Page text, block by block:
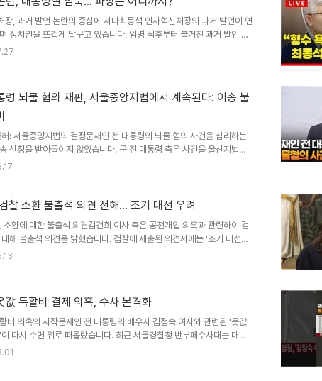
했습니다. 이로써 문 씨는 억울한 혐의에서 벗어나게 되었습니다. 사건
정사건은 2022년 12월 문다혜 씨가 운영하는 갤러리에서 시..
장, 과거 발언 논란의 중심에 서다최동석 인사혁신처장의 과거 발언이 연
정치권을 뜨겁게 달구고 있습니다. 임명 직후부터 불거진 과거 발언 논
하고 끊이지 않고 있으며, 대통령실의 침묵 속에서 그 파장이 더욱 커지
확산의 불씨대통령실은 최동석 처장의 논란에 대해 '아직 특별한 대응
장을 밝혔습니다. 이는 논란을 더욱 확산시키는 결과를 초래했습니다.
령 뇌물 혐의 재판, 서울중앙지법에서 계속된다: 이송 불
: 서울중앙지법의 결정문재인 전 대통령의 뇌물 혐의 사건을 심리하는
신청을 받아들이지 않았습니다. 문 전 대통령 측은 사건을 울산지법으
청했으나, 재판부는 이를 기각했습니다. 이에 따라 재판은 기존처럼 서
대통령과 이상직 전 의원의 사건을 ‘대향범’으로 규정하며, 합일확정
는 관계가 핵심입니다. 재판부는 울산지법과 전주지법으로 이송하더라
찰 소환 불출석 의견 전해... 조기 대선 우려
소환에 대한 불출석 의견김건희 여사 측은 공천개입 의혹과 관련하여 검
해 불출석 의견을 밝혔습니다. 검찰에 제출된 의견서에는 '조기 대선에
있다'는 내용이 담겨 있습니다. 특히, 김 여사 측은 특정 정당의 공천개
황에서 이재명 민주당 대선 후보의 선거법 위반 혐의에 대한 재판이 모
하며, 정치적 상황에 대한 고려가 필요하다고 주장했습니다. 이는 ..
값 특활비 결제 의혹, 수사 본격화
비 의혹의 시작문재인 전 대통령의 배우자 김정숙 여사와 관련된 '옷값
다시 수면 위로 떠올랐습니다. 최근 서울경찰청 반부패수사대는 대통
수수색 영장을 발부받아, 특활비 사용 내역을 포함한 다양한 자료를 확